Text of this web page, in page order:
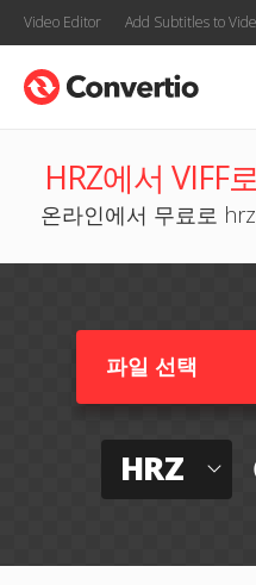
Video Editor Add Subtitles to
HRZ에서 VIFF
온라인에서 무료로
파일 선택
HRZ